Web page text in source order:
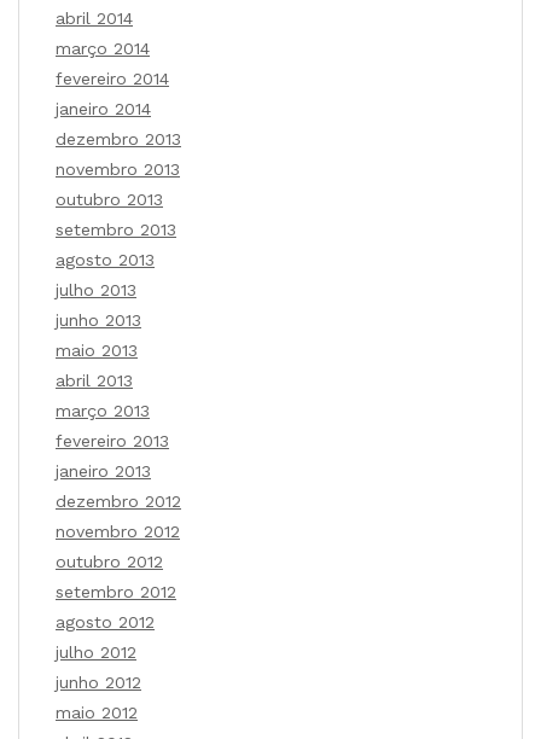
abril 2014
março 2014
fevereiro 2014
janeiro 2014
dezembro 2013
novembro 2013
outubro 2013
setembro 2013
agosto 2013
julho 2013
junho 2013
maio 2013
abril 2013
março 2013
fevereiro 2013
janeiro 2013
dezembro 2012
novembro 2012
outubro 2012
setembro 2012
agosto 2012
julho 2012
junho 2012
maio 2012